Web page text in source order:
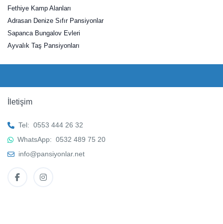
Fethiye Kamp Alanları
Adrasan Denize Sıfır Pansiyonlar
Sapanca Bungalov Evleri
Ayvalık Taş Pansiyonları
İletişim
Tel: 0553 444 26 32
WhatsApp: 0532 489 75 20
info@pansiyonlar.net